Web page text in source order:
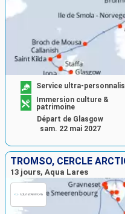
Service ultra-
Immersion culture &
patrimoine
Départ de Glasgow
sam. 22 mai 2027
TROMSO, CERCLE
13 jours, Aqua Lares